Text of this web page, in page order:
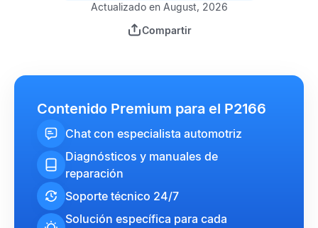
Actualizado en August, 2026
Compartir
Contenido Premium para el P2166
Chat con especialista automotriz
Diagnósticos y manuales de
reparación
Soporte técnico 24/7
Solución específica para cada